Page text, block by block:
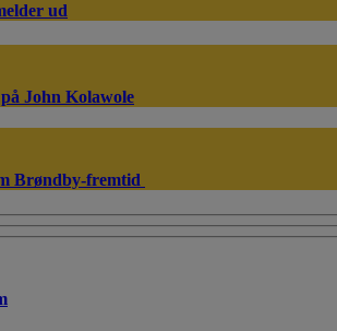
ud
John Kolawole
Brøndby-fremtid